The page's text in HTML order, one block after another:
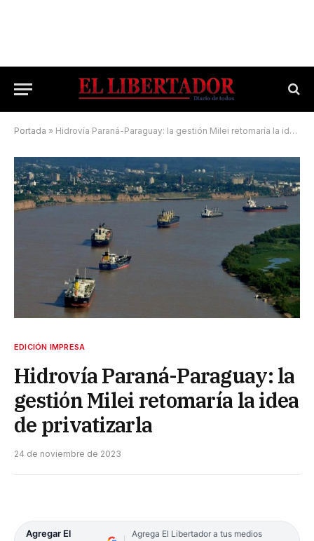
Portada » Hidrovía Paraná-Paraguay: la gestión Milei retomaría la idea de privatizarla
EDICIÓN IMPRESA
Hidrovía Paraná-Paraguay: la
gestión Milei retomaría la idea
de privatizarla
24 de noviembre de 2023
Agregar El
Agrega El Libertador a tus medios